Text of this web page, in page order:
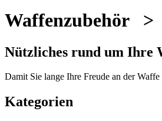
Waffenzubehör >
Nützliches rund um Ihre
Damit Sie lange Ihre Freude an der
Kategorien